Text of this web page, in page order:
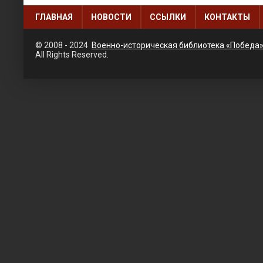
ГЛАВНАЯ НОВОСТИ ССЫЛКИ КОНТАКТЫ
© 2008 - 2024 Военно-историческая библиотека «Победа»
All Rights Reserved.